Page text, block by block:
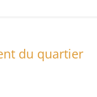
du quartier